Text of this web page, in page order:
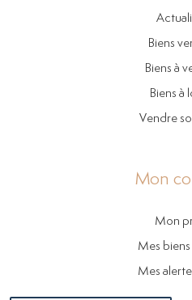
Biens
Biens à
Biens à
Vendre
Mon
Mon
Mes biens
Mes